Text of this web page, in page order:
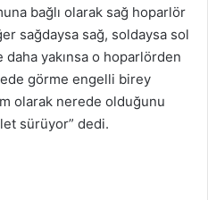
bağlı olarak sağ hoparlör
sağdaysa sağ, soldaysa sol
yakınsa o hoparlörden
görme engelli birey
olarak nerede olduğunu
sürüyor” dedi.